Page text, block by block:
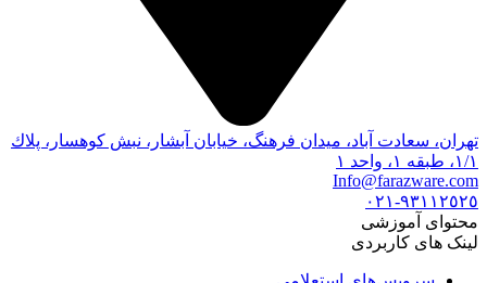
تهران، سعادت آباد، ميدان فرهنگ، خيابان آبشار، نبش كوهسار، پلاك
١/١، طبقه ١، واحد ١
Info@farazware.com
٩٣١١٢٥٢٥-٠٢١
محتوای آموزشی
لینک های کاربردی